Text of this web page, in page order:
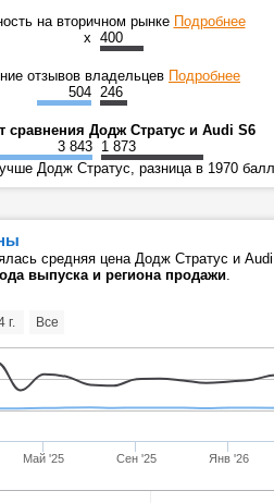
на вторичном рынке Подробнее
x 400
отзывов владельцев Подробнее
504 246
сравнения Додж Стратус и Audi S6
3 843 1 873
Додж Стратус, разница в 1970
средняя цена Додж Стратус и
выпуска и региона продажи
Май '25 Сен '25 Янв '26
г. Все